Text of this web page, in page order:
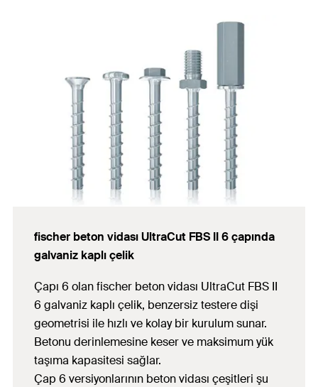
fischer beton vidası UltraCut FBS II 6 çapında
galvaniz kaplı çelik
Çapı 6 olan fischer beton vidası UltraCut FBS II
6 galvaniz kaplı çelik, benzersiz testere dişi
geometrisi ile hızlı ve kolay bir kurulum sunar.
Betonu derinlemesine keser ve maksimum yük
taşıma kapasitesi sağlar.
Çap 6 versiyonlarının beton vidası çeşitleri şu